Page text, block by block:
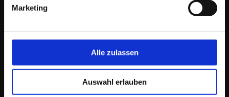
Marketing
Alle zulassen
Auswahl erlauben
Service Ö: +43 (1) 205 108 5504
Service D +49 (30) 652 124 470
WICHTIGE LINKS
Orientierungsgespräch buchen